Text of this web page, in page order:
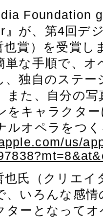
Foundation
』が、第4回デ
也賞）を受賞し
単な手順で、
、独自のステ
また、自分の
をキャラクタ
ルオペラをつ
us/
也氏（クリエ
、いろんな感
ターとなって